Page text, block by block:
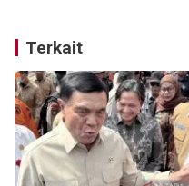
Terkait